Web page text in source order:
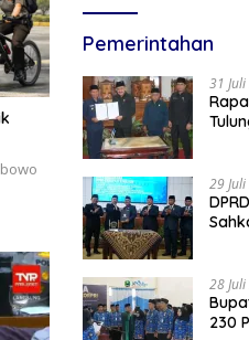
Pemerintahan
31
29
28
230